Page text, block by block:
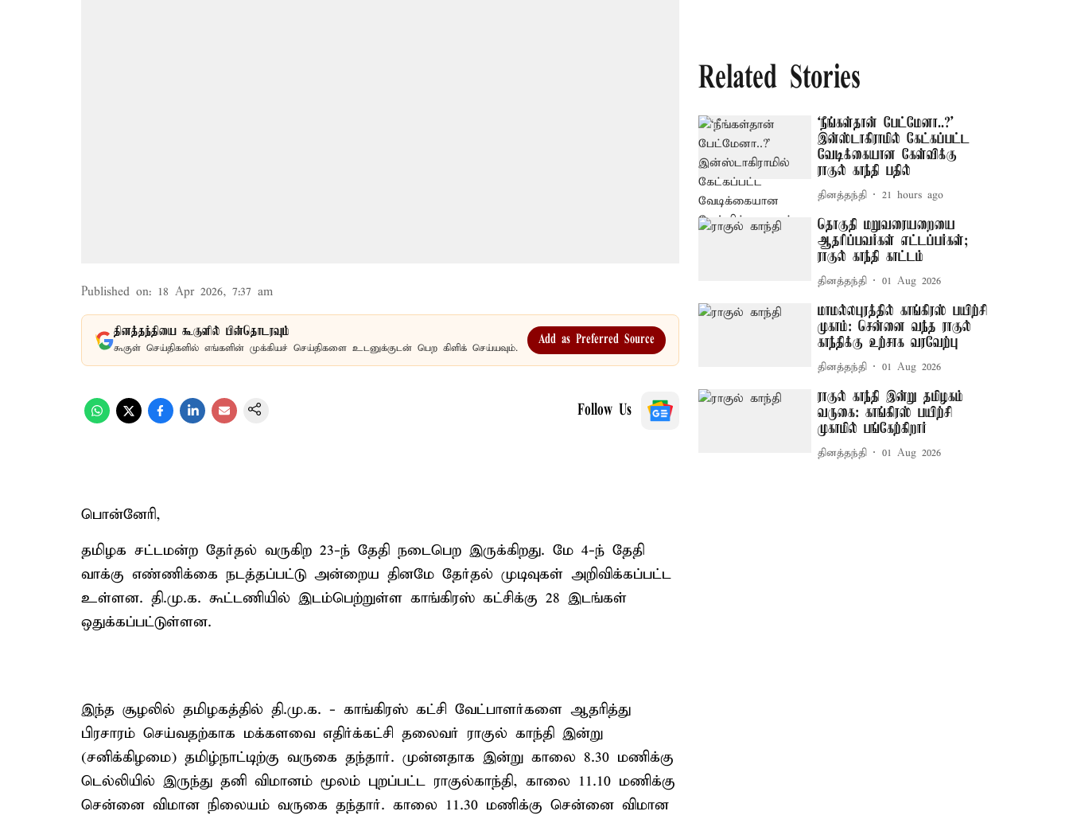
Published on: 18 Apr 2026, 7:37 am
தினத்தந்தியை கூகுளில் பின்தொடரவும்
கூகுள் செய்திகளில் எங்களின் முக்கியச் செய்திகளை உடனுக்குடன் பெற கிளிக் செய்யவும்.
Add as Preferred Source
Follow Us
பொன்னேரி,
தமிழக சட்டமன்ற தேர்தல் வருகிற 23-ந் தேதி நடைபெற இருக்கிறது. மே 4-ந் தேதி
வாக்கு எண்ணிக்கை நடத்தப்பட்டு அன்றைய தினமே தேர்தல் முடிவுகள் அறிவிக்கப்பட்ட
உள்ளன. தி.மு.க. கூட்டணியில் இடம்பெற்றுள்ள காங்கிரஸ் கட்சிக்கு 28 இடங்கள்
ஒதுக்கப்பட்டுள்ளன.
இந்த சூழலில் தமிழகத்தில் தி.மு.க. - காங்கிரஸ் கட்சி வேட்பாளர்களை ஆதரித்து
பிரசாரம் செய்வதற்காக மக்களவை எதிர்க்கட்சி தலைவர் ராகுல் காந்தி இன்று
(சனிக்கிழமை) தமிழ்நாட்டிற்கு வருகை தந்தார். முன்னதாக இன்று காலை 8.30 மணிக்கு
டெல்லியில் இருந்து தனி விமானம் மூலம் புறப்பட்ட ராகுல்காந்தி, காலை 11.10 மணிக்கு
சென்னை விமான நிலையம் வருகை தந்தார். காலை 11.30 மணிக்கு சென்னை விமான
Related Stories
‘நீங்கள்தான் பேட்மேனா..?’
இன்ஸ்டாகிராமில் கேட்கப்பட்ட
வேடிக்கையான கேள்விக்கு
ராகுல் காந்தி பதில்
தினத்தந்தி 21 hours ago
தொகுதி மறுவரையறையை
ஆதரிப்பவர்கள் எட்டப்பர்கள்;
ராகுல் காந்தி காட்டம்
தினத்தந்தி 01 Aug 2026
மாமல்லபுரத்தில் காங்கிரஸ் பயிற்சி
முகாம்: சென்னை வந்த ராகுல்
காந்திக்கு உற்சாக வரவேற்பு
தினத்தந்தி 01 Aug 2026
ராகுல் காந்தி இன்று தமிழகம்
வருகை: காங்கிரஸ் பயிற்சி
முகாமில் பங்கேற்கிறார்
தினத்தந்தி 01 Aug 2026